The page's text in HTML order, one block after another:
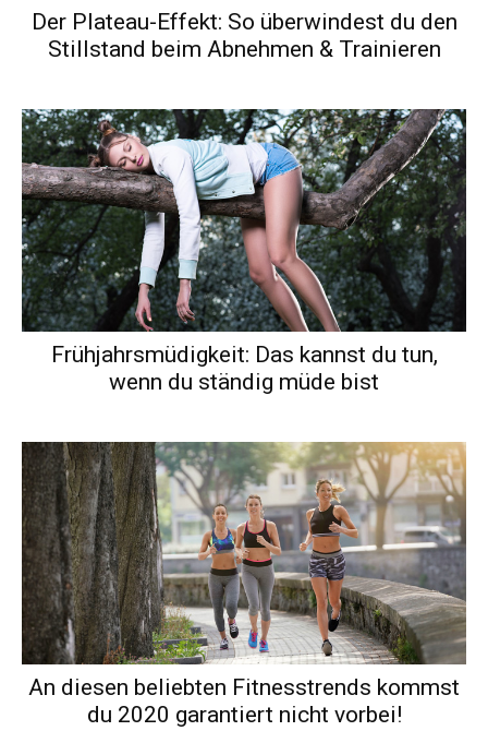
Der Plateau-Effekt: So überwindest du den
Stillstand beim Abnehmen & Trainieren
Frühjahrsmüdigkeit: Das kannst du tun,
wenn du ständig müde bist
An diesen beliebten Fitnesstrends kommst
du 2020 garantiert nicht vorbei!